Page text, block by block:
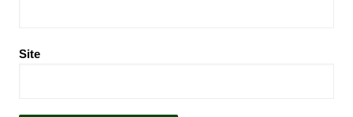
Site